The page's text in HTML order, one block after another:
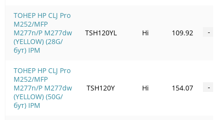
ТОНЕР HP CLJ Pro
M252/MFP
M277n/P M277dw
(YELLOW) (28G/
бут) IPM
ТОНЕР HP CLJ Pro
M252/MFP
M277n/P M277dw
(YELLOW) (50G/
бут) IPM
TSH120YL Ні 109.92 -
TSH120Y Ні 154.07 -